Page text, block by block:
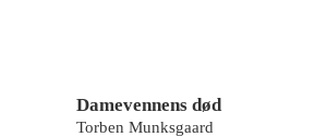
Damevennens død
Torben Munksgaard